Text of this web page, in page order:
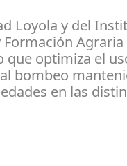
Loyola y del
Agraria
optimiza el
bombeo
en las